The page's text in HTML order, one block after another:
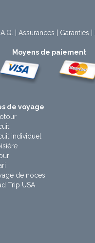
Assurances Garanties
Moyens de paiement
de voyage
individuel
de noces
Trip USA